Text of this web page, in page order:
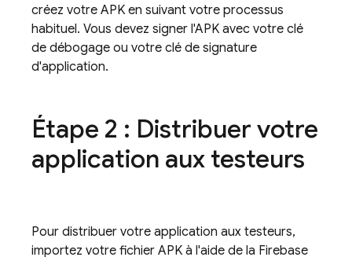
créez votre APK en suivant votre processus
habituel. Vous devez signer l'APK avec votre clé
de débogage ou votre clé de signature
d'application.
Étape 2 : Distribuer votre
application aux testeurs
Pour distribuer votre application aux testeurs,
importez votre fichier APK à l'aide de la Firebase